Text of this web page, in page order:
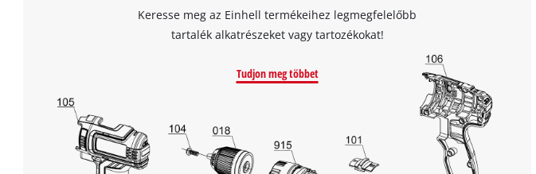
A Google Maps
szükségünk van az
This content is not
to trackers that are
visitor. The website
the site with their
to the list of
Keresse meg az Einhell termékeihez legmegfelelőbb
tartalék alkatrészeket vagy tartozékokat!
Tudjon meg többet